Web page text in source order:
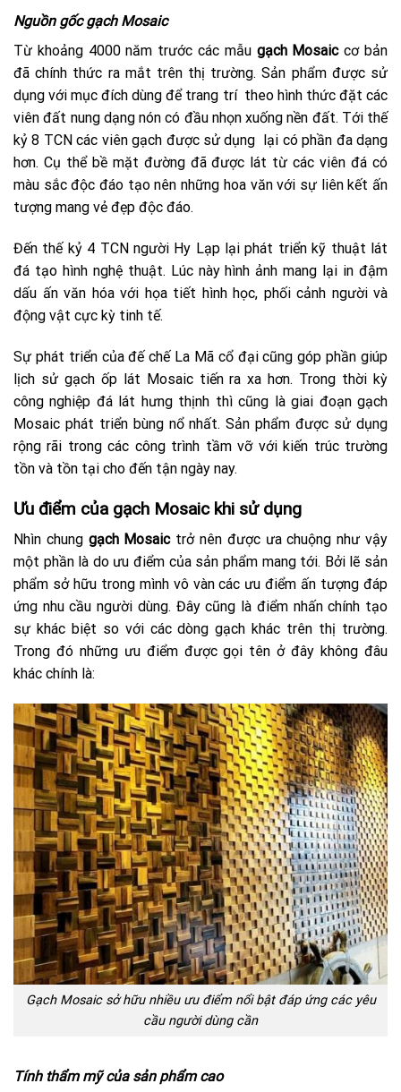
Nguồn gốc gạch Mosaic
Từ khoảng 4000 năm trước các mẫu gạch Mosaiccơ bản
đã chính thức ra mắt trên thị trường. Sản phẩm được sử
dụng với mục đích dùng để trang trí theo hình thức đặt các
viên đất nung dạng nón có đầu nhọn xuống nền đất. Tới thế
kỷ 8 TCN các viên gạch được sử dụng lại có phần đa dạng
hơn. Cụ thể bề mặt đường đã được lát từ các viên đá có
màu sắc độc đáo tạo nên những hoa văn với sự liên kết ấn
tượng mang vẻ đẹp độc đáo.
Đến thế kỷ 4 TCN người Hy Lạp lại phát triển kỹ thuật lát
đá tạo hình nghệ thuật. Lúc này hình ảnh mang lại in đậm
dấu ấn văn hóa với họa tiết hình học, phối cảnh người và
động vật cực kỳ tinh tế.
Sự phát triển của đế chế La Mã cổ đại cũng góp phần giúp
lịch sử gạch ốp lát Mosaic tiến ra xa hơn. Trong thời kỳ
công nghiệp đá lát hưng thịnh thì cũng là giai đoạn gạch
Mosaic phát triển bùng nổ nhất. Sản phẩm được sử dụng
rộng rãi trong các công trình tầm vỡ với kiến trúc trường
tồn và tồn tại cho đến tận ngày nay.
Ưu điểm của gạch Mosaic khi sử dụng
Nhìn chung gạch Mosaic trở nên được ưa chuộng như vậy
một phần là do ưu điểm của sản phẩm mang tới. Bởi lẽ sản
phẩm sở hữu trong mình vô vàn các ưu điểm ấn tượng đáp
ứng nhu cầu người dùng. Đây cũng là điểm nhấn chính tạo
sự khác biệt so với các dòng gạch khác trên thị trường.
Trong đó những ưu điểm được gọi tên ở đây không đâu
khác chính là:
Gạch Mosaic sở hữu nhiều ưu điểm nổi bật đáp ứng các yêu
cầu người dùng cần
Tính thẩm mỹ của sản phẩm cao